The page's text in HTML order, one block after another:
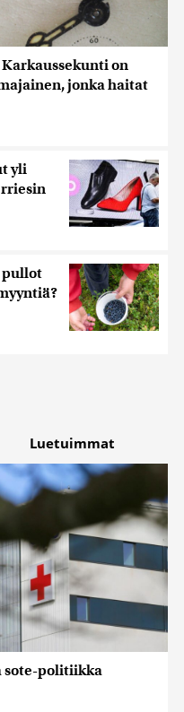
Karkaussekunti on
jonka haitat
yli
pullot
Luetuimmat
sote-politiikka